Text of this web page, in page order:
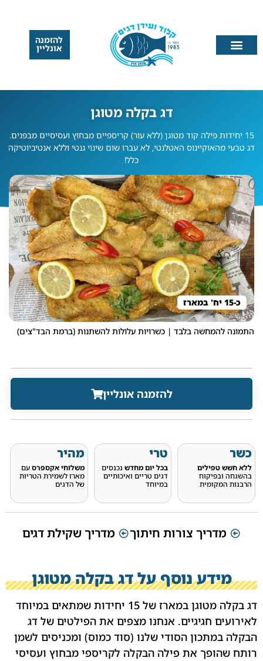
להזמנה
אונליין
דג בקלה מטוגן
15 יחידות פילה קוד מטוגן (ללא עור) קריספיים מבחוץ ועסיסיים מבפנים.
דג טבעי מהאוקיינוס האטלנטי, לא עברו שום שינוי גנטי וללא אנטיביוטיקה
כלל!
התמונה להמחשה בלבד | כשרויות עלולות להשתנות (ברמת הבד"צים)
כ-15 יח' במארז
להזמנה אונליין
כשר
ללא חשש טפילים
בהשגחה ובפיקוח
הרבנות המקומית
טרי
בכל יום מחדשנכנסים
דגים טריים ואיכותיים
במיוחד
מהיר
משלוחי אקספרסעם
מארז לשמירת הטריות
של הדגים
מדריך צורות חיתוך מדריך שקילת דגים
מידע נוסף על דג בקלה מטוגן
דג בקלה מטוגן במארז של 15 יחידות שמתאים במיוחד
לאירועים חגיגיים. אנחנו מצפים את הפילטים של דג
הבקלה במתכון הסודי שלנו (סוד כמוס) ומכניסים לשמן
רותח שהופך את פילה הבקלה לקריספי מבחוץ ועסיסי